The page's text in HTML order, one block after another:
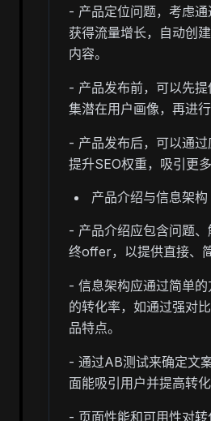
- 产品定位问题，考虑通
获得流量增长，自动创
内容。
- 产品发布前，可以先
集潜在用户画像，再进行
- 产品发布后，可以通过
提升SEO权重，吸引更多
产品介绍与信息架构
- 产品介绍应包含问题
终offer，以提供直接、
- 信息架构应通过简单
的转化率，如通过强对
品特点。
- 通过AB测试来确定文
面能吸引用户并提高转化
- 页面性能和可用性对